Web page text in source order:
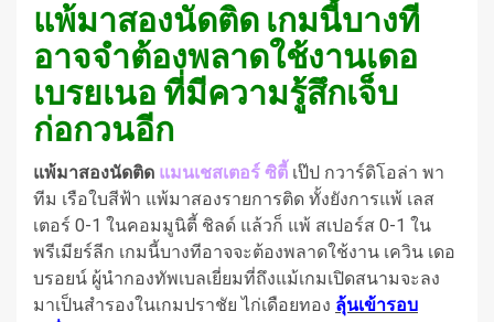
แพ้มาสองนัดติด เกมนี้บางที
อาจจำต้องพลาดใช้งานเดอ
เบรยเนอ ที่มีความรู้สึกเจ็บ
ก่อกวนอีก
แพ้มาสองนัดติด แมนเชสเตอร์ ซิตี้ เป๊ป กวาร์ดิโอล่า พา
ทีม เรือใบสีฟ้า แพ้มาสองรายการติด ทั้งยังการแพ้ เลส
เตอร์ 0-1 ในคอมมูนิตี้ ชิลด์ แล้วก็ แพ้ สเปอร์ส 0-1 ใน
พรีเมียร์ลีก เกมนี้บางทีอาจจะต้องพลาดใช้งาน เควิน เดอ
บรอยน์ ผู้นำกองทัพเบลเยี่ยมที่ถึงแม้เกมเปิดสนามจะลง
มาเป็นสำรองในเกมปราชัย ไก่เดือยทอง ลุ้นเข้ารอบ